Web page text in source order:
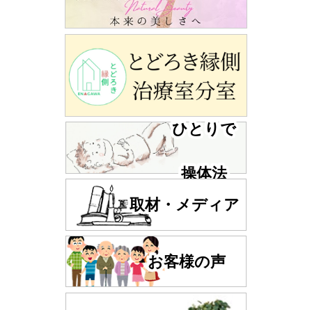
ひとりで
操体法
取材・メディア
お客様の声